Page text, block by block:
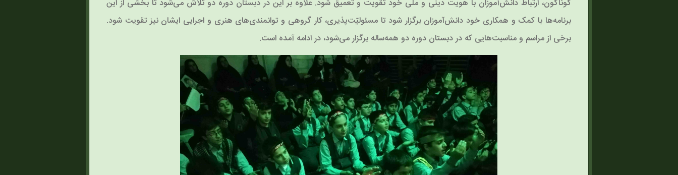
گوناگون، ارتباط دانش‌آموزان با هویت دینی و ملّی خود تقویت و تعمیق شود. علاوه بر این در دبستان دوره دو تلاش می‌شود تا بخشی از این
برنامه‌ها با کمک و همکاری خود دانش‌آموزان برگزار شود تا مسئولیّت‌پذیری، کار گروهی و توانمندی‌های هنری و اجرایی ایشان نیز تقویت شود.
برخی از مراسم و مناسبت‌هایی که در دبستان دوره دو همه‌ساله برگزار می‌شود، در ادامه آمده است.